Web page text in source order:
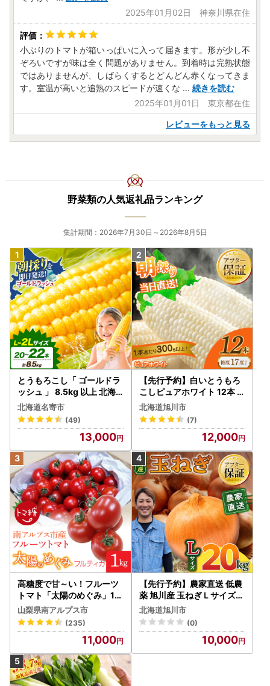
2025年01月02日 神奈川県在住
小ぶりのトマトが箱いっぱいに入って届きます。形が少し不
ぞろいですが味は全く問題がありません。到着時は完熟状態
ではありませんが、しばらくするとどんどん赤くなってきま
す。室温が高いと追熟のスピードが速くな ... 続きを読む
2025年01月01日 東京都在住
レビューをもっと見る
野菜類の人気返礼品ランキング
集計期間：2026年7月30日～2026年8月5日
とうもろこし「 ゴールドラ
ッシュ 」 8.5kg 以上 北海
道 名寄 スイートコーン
北海道名寄市
(49)
13,000
【先行予約】白いとうもろ
こしピュアホワイト 12本 3.
6kg（2026年8月下旬から
発送開始） とうもろこし
北海道旭川市
(7)
12,000
高糖度で甘～い！フルーツ
トマト「太陽のめぐみ」1k
g ALPBI001 | 高糖度 おす
すめ 産地直送 新鮮 フレッ
シュ 高栄養素 南アルプス市
山梨県南アルプス市
(235)
11,000
【先行予約】農家直送 低農
薬 旭川産 玉ねぎＬサイズ2
0kg(2026年9月発送開始
予定)_ | 玉ねぎ 05935
北海道旭川市
(0)
10,000